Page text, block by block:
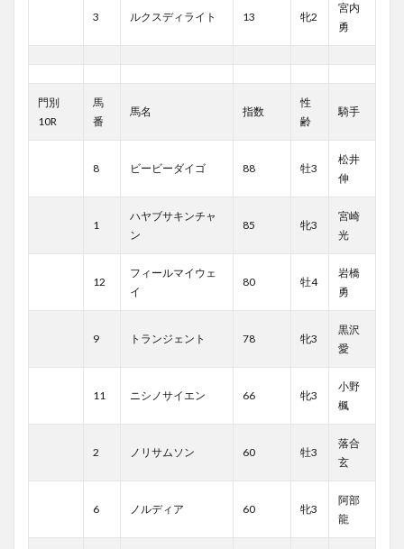
3 ルクスディライト 13 牝2
宮内
勇
門別
10R
馬
番
馬名 指数
性
齢
騎手
8 ビービーダイゴ 88 牡3
松井
伸
1
ハヤブサキンチャ
ン
85 牝3
宮崎
光
12
フィールマイウェ
イ
80 牡4
岩橋
勇
9 トランジェント 78 牝3
黒沢
愛
11 ニシノサイエン 66 牝3
小野
楓
2 ノリサムソン 60 牡3
落合
玄
6 ノルディア 60 牝3
阿部
龍